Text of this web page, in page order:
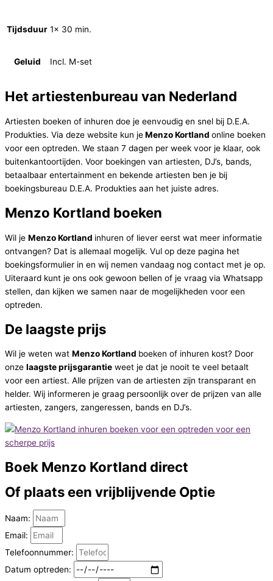
Tijdsduur 1x 30 min.
Geluid Incl. M-set
Het artiestenbureau van Nederland
Artiesten boeken of inhuren doe je eenvoudig en snel bij D.E.A.
Produkties. Via deze website kun jeMenzo Kortland online boeken
voor een optreden. We staan 7 dagen per week voor je klaar, ook
buitenkantoortijden. Voor boekingen van artiesten, DJ’s, bands,
betaalbaar entertainment en bekende artiesten ben je bij
boekingsbureau D.E.A. Produkties aan het juiste adres.
Menzo Kortland boeken
Wil je Menzo Kortland inhuren of liever eerst wat meer informatie
ontvangen? Dat is allemaal mogelijk. Vul op deze pagina het
boekingsformulier in en wij nemen vandaag nog contact met je op.
Uiteraard kunt je ons ook gewoon bellen of je vraag via Whatsapp
stellen, dan kijken we samen naar de mogelijkheden voor een
optreden.
De laagste prijs
Wil je weten wat Menzo Kortland boeken of inhuren kost? Door
onze laagste prijsgarantie weet je dat je nooit te veel betaalt
voor een artiest. Alle prijzen van de artiesten zijn transparant en
helder. Wij informeren je graag persoonlijk over de prijzen van alle
artiesten, zangers, zangeressen, bands en DJ’s.
Boek Menzo Kortland direct
Of plaats een vrijblijvende Optie
Naam:
Email:
Telefoonnummer:
Datum optreden: